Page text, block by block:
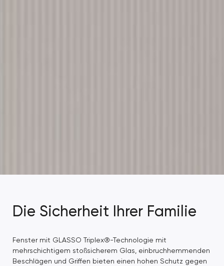
Die Sicherheit Ihrer Familie
Fenster mit GLASSO Triplex®-Technologie mit
mehrschichtigem stoßsicherem Glas, einbruchhemmenden
Beschlägen und Griffen bieten einen hohen Schutz gegen